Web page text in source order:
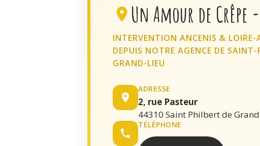
Un Amour de Crêpe
INTERVENTION ANCENIS &
DEPUIS NOTRE AGENCE DE
GRAND-LIEU
ADRESSE
2, rue Pasteur
44310 Saint Philbert de
TÉLÉPHONE